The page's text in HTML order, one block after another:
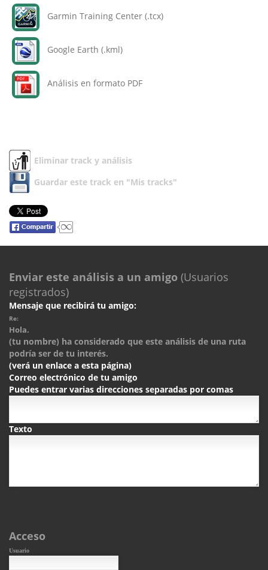
Garmin Training Center (.tcx)
Google Earth (.kml)
Análisis en formato PDF
Eliminar track y análisis
Guardar este track en "Mis tracks"
Enviar este análisis a un amigo (Usuarios
registrados)
Mensaje que recibirá tu amigo:
Re:
Hola.
(tu nombre) ha considerado que este análisis de una ruta
podría ser de tu interés.
(verá un enlace a esta página)
Correo electrónico de tu amigo
Puedes entrar varias direcciones separadas por comas
Texto
Acceso
Usuario